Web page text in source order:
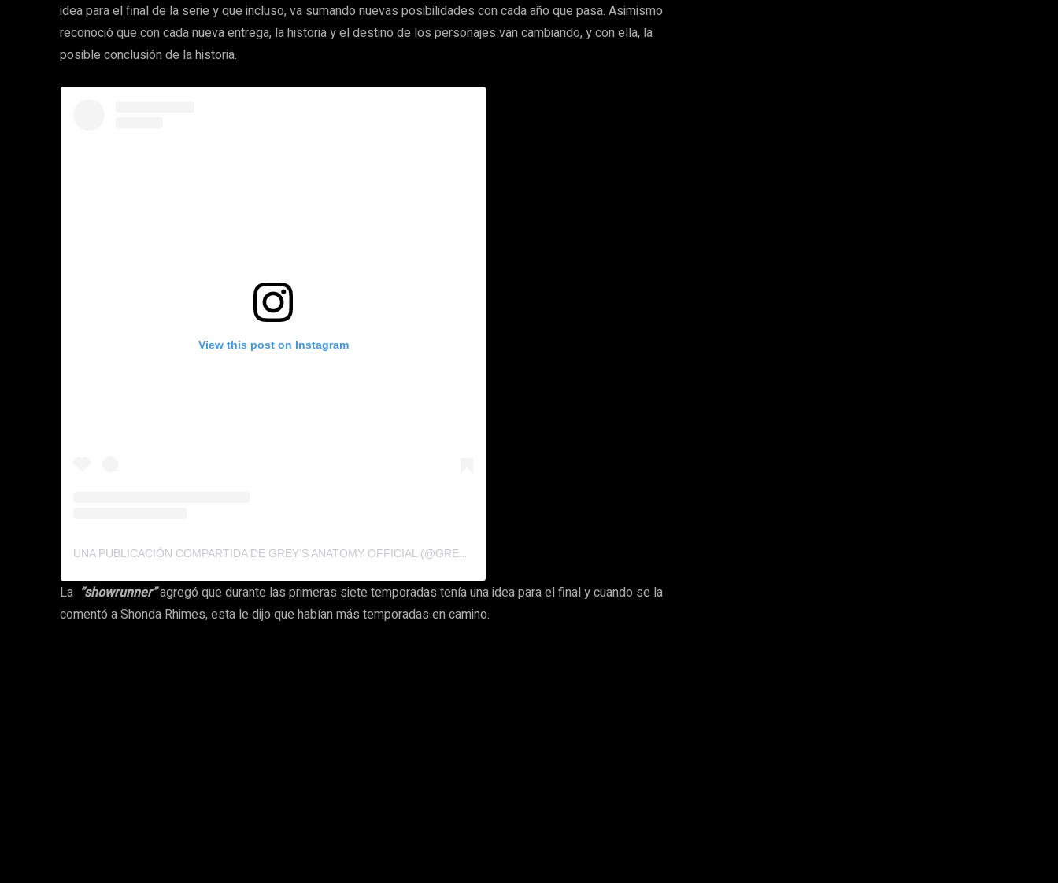
idea para el final de la serie y que incluso, va sumando nuevas posibilidades con cada año que pasa. Asimismo
reconoció que con cada nueva entrega, la historia y el destino de los personajes van cambiando, y con ella, la
posible conclusión de la historia.
View this post on Instagram
U
NA PUBLICACIÓN COMPARTIDA DE GREY’S ANATOMY OFFICIAL (@GREYSABC)
La “showrunner”agregó que durante las primeras siete temporadas tenía una idea para el final y cuando se la
comentó a Shonda Rhimes, esta le dijo que habían más temporadas en camino.